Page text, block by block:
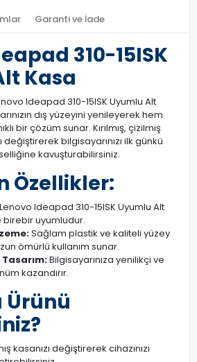
Garanti ve İade
310-15ISK
Kasa
Ideapad 310-15ISK Uyumlu Alt
dış yüzeyini yenileyerek hem
bir çözüm sunar. Kırılmış, çizilmiş
değiştirerek bilgisayarınızı ilk günkü
kavuşturabilirsiniz.
Özellikler:
Lenovo Ideapad 310-15ISK Uyumlu Alt
uyumludur.
Sağlam plastik ve kaliteli yüzey
ömürlü kullanım sunar.
Tasarım:Bilgisayarınıza yenilikçi ve
kazandırır.
Ürünü
kasanızı değiştirerek cihazınızı